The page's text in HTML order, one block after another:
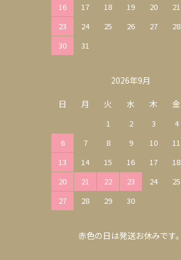
16
17 18 19 20 21
23
24 25 26 27 28
30
31
2026年9月
日
月 火 水 木 金
1 2 3 4
6
7 8 9 10 11
13
14 15 16 17 18
20
21 22 23 24 25
27
28 29 30
赤色の日は発送お休みです。